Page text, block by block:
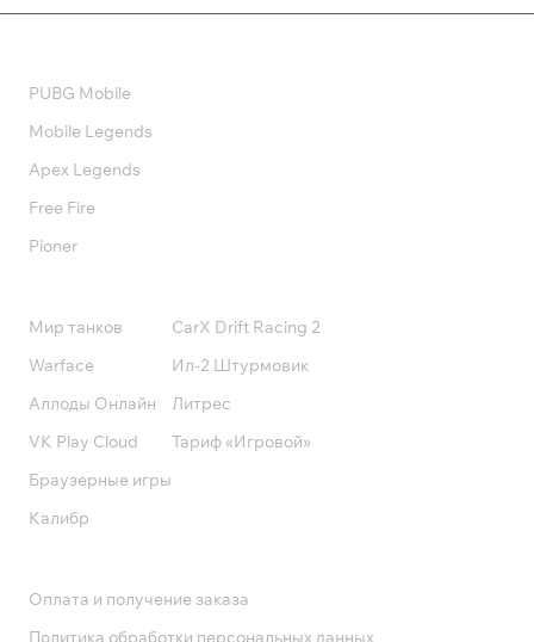
PUBG Mobile
Mobile Legends
Apex Legends
Free Fire
Pioner
Мир танков
Warface
Аллоды Онлайн
VK Play Cloud
Браузерные игры
Калибр
CarX Drift Racing 2
Ил-2 Штурмовик
Литрес
Тариф «Игровой»
Оплата и получение заказа
Политика обработки персональных данных